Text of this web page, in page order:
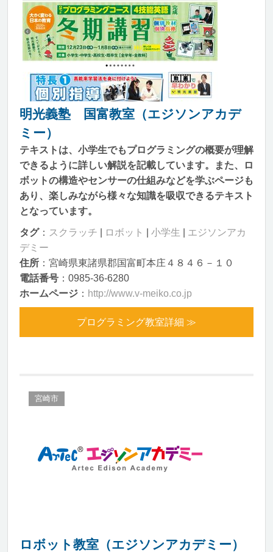
明光義塾 国富教室（エジソンアカデ
ミー）
テキストは、小学生でもプログラミングの概要が理解
できるように詳しい解説を記載しています。また、ロ
ボットの構造やセンサーの仕組みなどを学ぶページも
あり、楽しみながら様々な知識を吸収できるテキスト
となっています。
タグ： スクラッチ ロボット 小学生
エジソンアカ
デミー
住所 ：宮崎県東諸県郡国富町本庄４８４６－１０
電話番号 ：0985-36-6280
ホームページ ： http://www.v-meiko.co.jp
プログラミング教室詳細 ≫
宮崎市
ロボット教室（エジソンアカデミー）